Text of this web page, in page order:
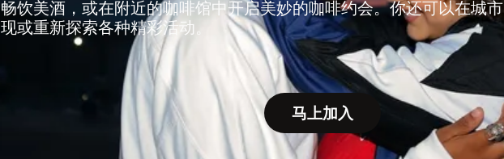
畅饮美酒，或在附近的咖啡馆中开启美妙的咖啡约会。你还可以在城
现或重新探索各种精彩活动。
马上加入